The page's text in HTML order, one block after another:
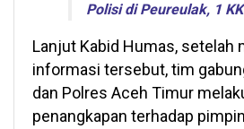
Polisi di Peureulak, 1
Lanjut Kabid Humas, setelah
informasi tersebut, tim
dan Polres Aceh Timur
penangkapan terhadap